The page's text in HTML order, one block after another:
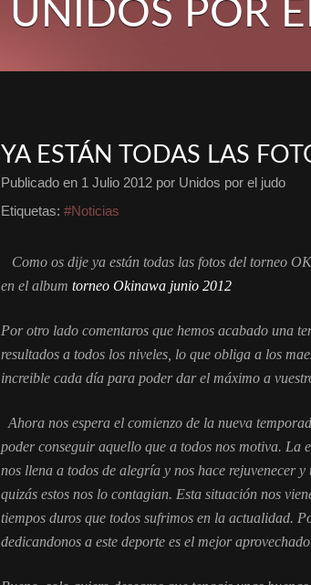
UNIDOS POR
YA ESTÁN TODAS LAS
Publicado en 1 Julio 2012 por Unidos por el judo
Etiquetas: #Noticias
Como os dije ya están todas las fotos del torneo
en el album torneo Okinawa junio 2012
Por otro lado comentaros que hemos acabado una
resultados a todos los niveles, lo que obliga a los
increible cada día para poder dar el máximo a
Ahora nos espera el comienzo de la nueva
poder conseguir aquello que a todos nos motiva. La
nos llena a todos de alegría y nos hace rejuvenecer
quizás estos nos lo contagian. Esta situación nos
tiempos duros que todos sufrimos en la actualidad.
dedicandonos a este deporte es el mejor